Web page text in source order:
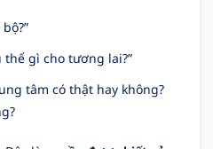
thể gì cho tương lai?”
tâm có thật hay không?